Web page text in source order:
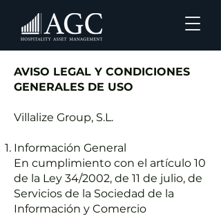
AVISO LEGAL Y CONDICIONES
GENERALES DE USO
Villalize Group, S.L.
Información General
En cumplimiento con el artículo 10
de la Ley 34/2002, de 11 de julio, de
Servicios de la Sociedad de la
Información y Comercio